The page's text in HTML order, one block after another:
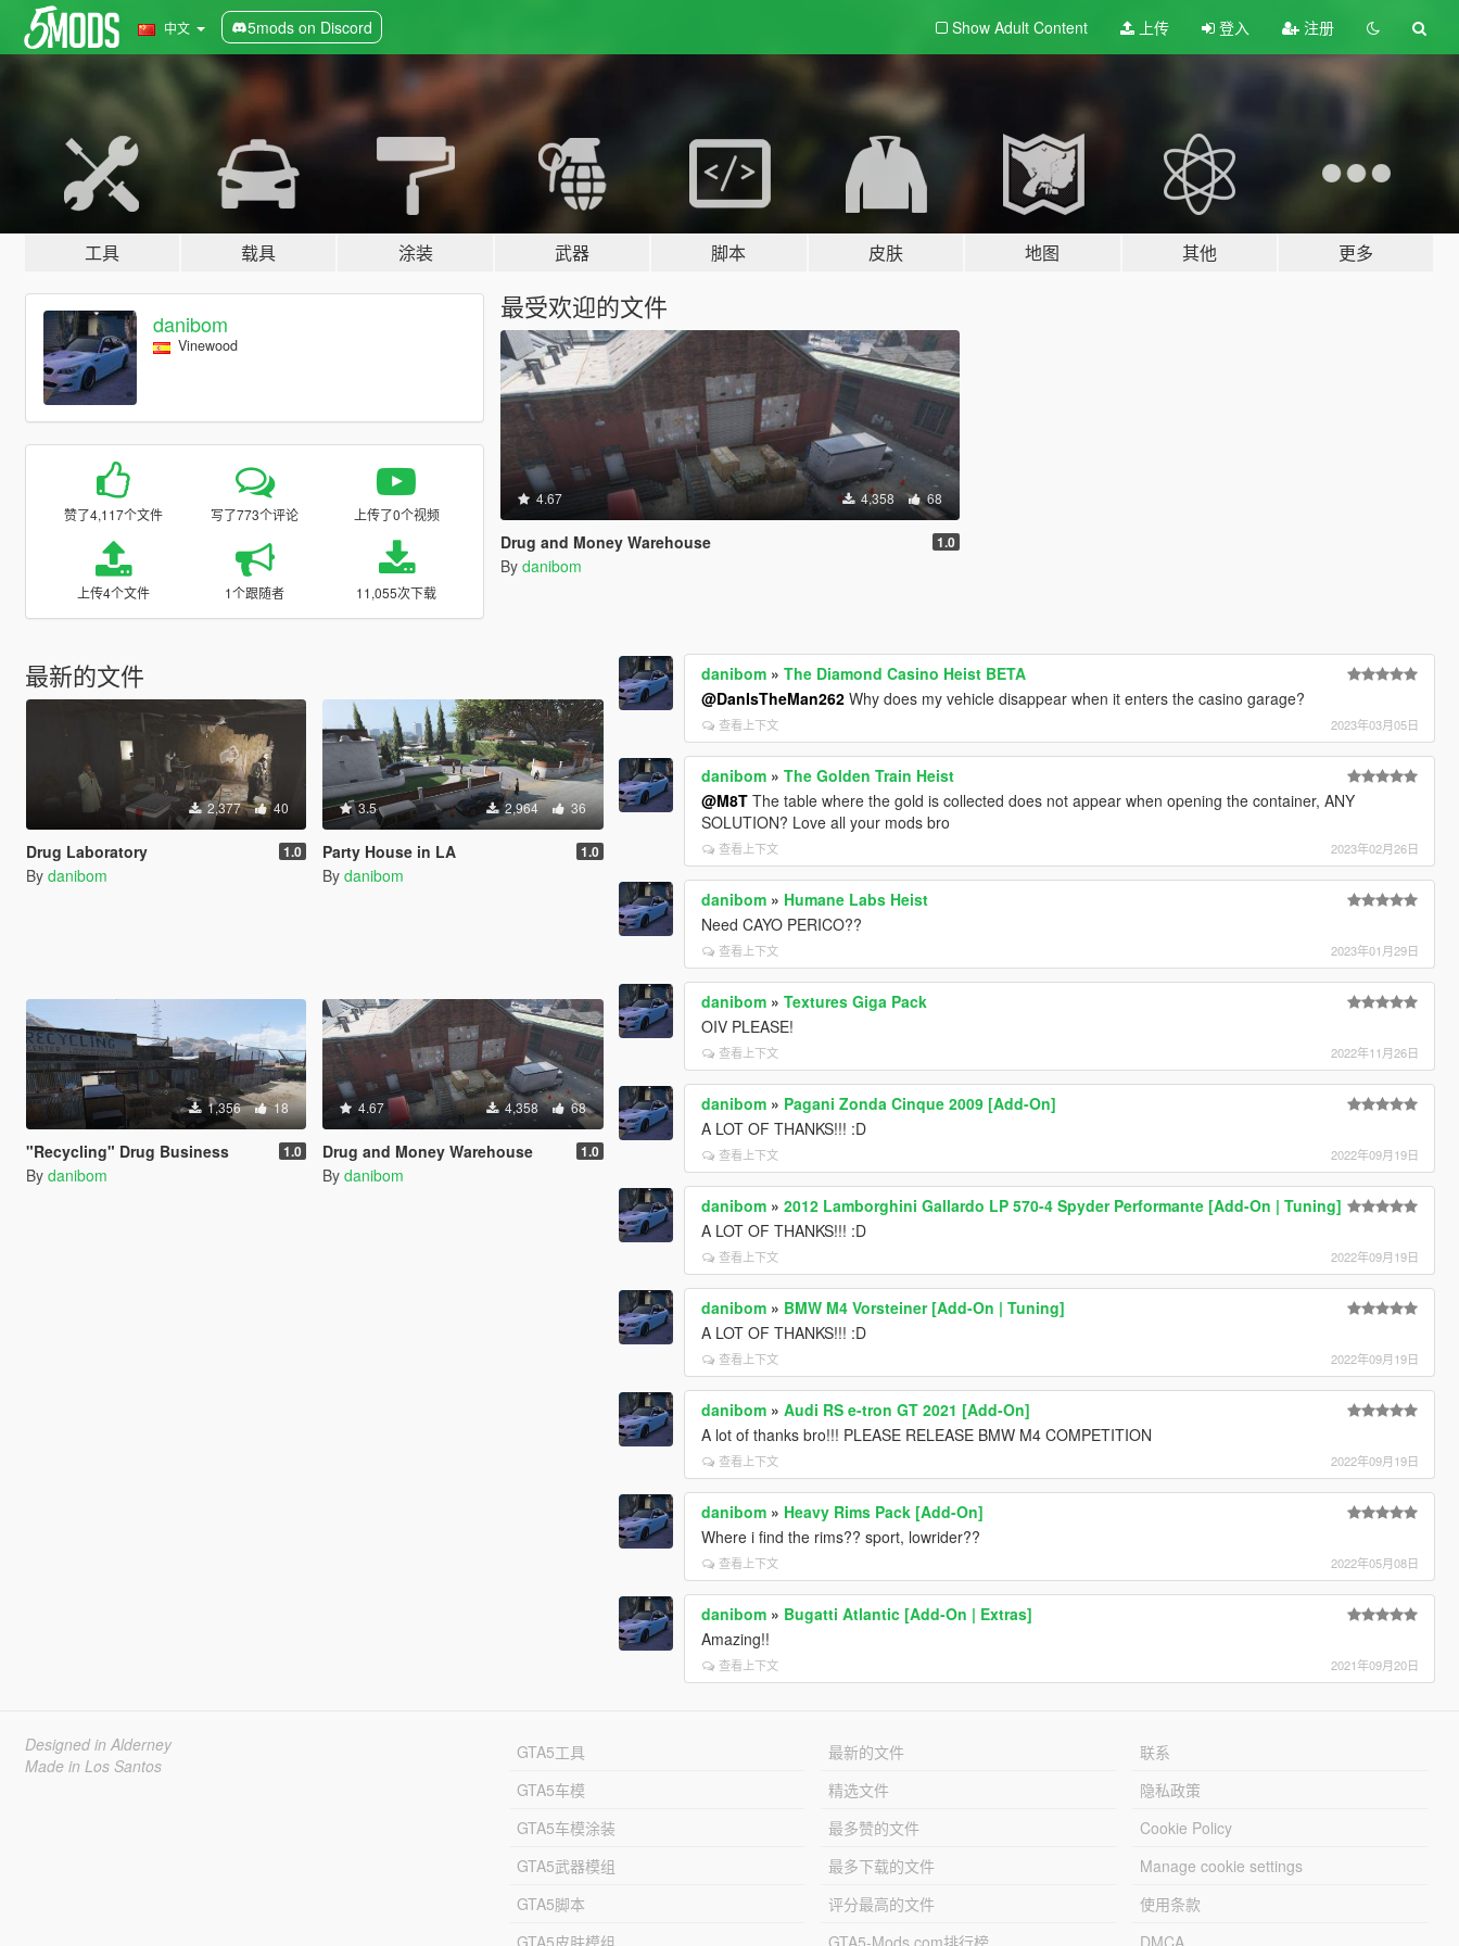
中文 5mods on Discord Show Adult Content 上传 登入 注册
工具 载具 涂装 武器 脚本 皮肤 地图 其他 更多
danibom
Vinewood
赞了4,117个文件 写了773个评论 上传了0个视频
上传4个文件 1个跟随者 11,055次下载
最受欢迎的文件
4.67 4,358 68
Drug and Money Warehouse 1.0
By danibom
最新的文件
2,377 40
Drug Laboratory 1.0
By danibom
3.5 2,964 36
Party House in LA 1.0
By danibom
1,356 18
"Recycling" Drug Business 1.0
By danibom
4.67 4,358 68
Drug and Money Warehouse 1.0
By danibom
danibom »The Diamond Casino Heist BETA
@DanIsTheMan262 Why does my vehicle disappear when it enters the casino garage?
查看上下文 2023年03月05日
danibom »The Golden Train Heist
@M8T The table where the gold is collected does not appear when opening the container, ANY
SOLUTION? Love all your mods bro
查看上下文 2023年02月26日
danibom » Humane Labs Heist
Need CAYO PERICO??
查看上下文 2023年01月29日
danibom »Textures Giga Pack
OIV PLEASE!
查看上下文 2022年11月26日
danibom » Pagani Zonda Cinque 2009 [Add-On]
A LOT OF THANKS!!! :D
查看上下文 2022年09月19日
danibom »2012 Lamborghini Gallardo LP 570-4 Spyder Performante [Add-On | Tuning]
A LOT OF THANKS!!! :D
查看上下文 2022年09月19日
danibom » BMW M4 Vorsteiner [Add-On | Tuning]
A LOT OF THANKS!!! :D
查看上下文 2022年09月19日
danibom »Audi RS e-tron GT 2021 [Add-On]
A lot of thanks bro!!! PLEASE RELEASE BMW M4 COMPETITION
查看上下文 2022年09月19日
danibom » Heavy Rims Pack [Add-On]
Where i find the rims?? sport, lowrider??
查看上下文 2022年05月08日
danibom » Bugatti Atlantic [Add-On | Extras]
Amazing!!
查看上下文 2021年09月20日
Designed in Alderney
Made in Los Santos
GTA5工具
GTA5车模
GTA5车模涂装
GTA5武器模组
GTA5脚本
GTA5皮肤模组
最新的文件
精选文件
最多赞的文件
最多下载的文件
评分最高的文件
GTA5-Mods.com排行榜
联系
隐私政策
Cookie Policy
Manage cookie settings
使用条款
DMCA